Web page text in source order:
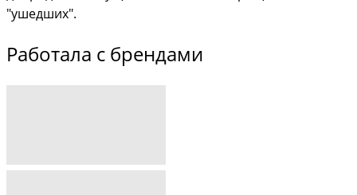
"ушедших".
Работала с брендами